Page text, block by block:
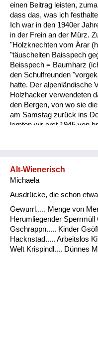
einen Beitrag leisten,
dass das, was ich
Ich war in den 1940er
in der Frein an der Mürz.
"Holzknechten vom Ärar
"täuschelten Baisspech
Beisspech = Baumharz
den Schulfreunden
hatte. Der alpenländische
Holzhacker verwendeten
den Bergen, von wo sie
am Samstag zurück ins
lernten wir erst 1945 von
Grenze derBritischen
kennen. Hin und wieder
Lahnsattel. ...
Alt-Wienerisch
Michaela
Ausdrücke, die schon
Gewurrl..... Menge von
Herumliegender
Gschrappn..... Kinder
Hacknstad..... Arbeitslos
Welt Krispindl.... Dünnes